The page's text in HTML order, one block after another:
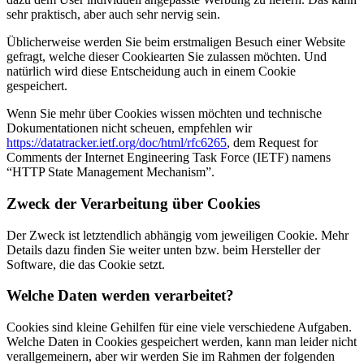
sehr praktisch, aber auch sehr nervig sein.
Üblicherweise werden Sie beim erstmaligen Besuch einer Website
gefragt, welche dieser Cookiearten Sie zulassen möchten. Und
natürlich wird diese Entscheidung auch in einem Cookie
gespeichert.
Wenn Sie mehr über Cookies wissen möchten und technische
Dokumentationen nicht scheuen, empfehlen wir
https://datatracker.ietf.org/doc/html/rfc6265, dem Request for
Comments der Internet Engineering Task Force (IETF) namens
“HTTP State Management Mechanism”.
Zweck der Verarbeitung über Cookies
Der Zweck ist letztendlich abhängig vom jeweiligen Cookie. Mehr
Details dazu finden Sie weiter unten bzw. beim Hersteller der
Software, die das Cookie setzt.
Welche Daten werden verarbeitet?
Cookies sind kleine Gehilfen für eine viele verschiedene Aufgaben.
Welche Daten in Cookies gespeichert werden, kann man leider nicht
verallgemeinern, aber wir werden Sie im Rahmen der folgenden